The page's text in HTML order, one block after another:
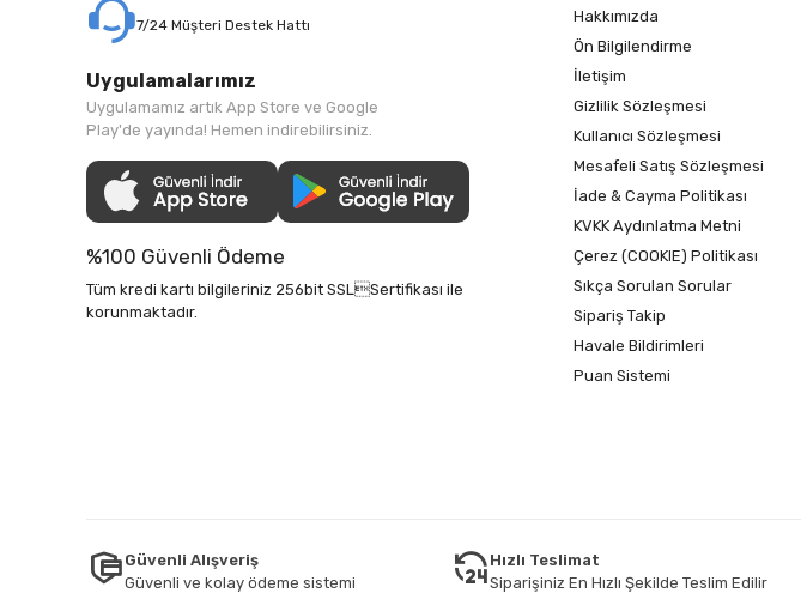
7/24 Müşteri Destek Hattı
Uygulamalarımız
Uygulamamız artık App Store ve Google
Play'de yayında! Hemen indirebilirsiniz.
%100 Güvenli Ödeme
Tüm kredi kartı bilgileriniz 256bit SSLSertifikası ile
korunmaktadır.
Hakkımızda
Ön Bilgilendirme
İletişim
Gizlilik Sözleşmesi
Kullanıcı Sözleşmesi
Mesafeli Satış Sözleşmesi
İade & Cayma Politikası
KVKK Aydınlatma Metni
Çerez (COOKIE) Politikası
Sıkça Sorulan Sorular
Sipariş Takip
Havale Bildirimleri
Puan Sistemi
Güvenli Alışveriş
Güvenli ve kolay ödeme sistemi
Hızlı Teslimat
Siparişiniz En Hızlı Şekilde Teslim Edilir